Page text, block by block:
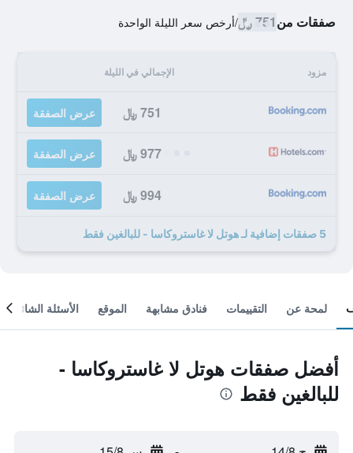
صفقات من751 ﷼ /أرخص سعر الليلة الواحدة
مزود الإجمالي في الليلة
751 ﷼ عرض الصفقة
977 ﷼ عرض الصفقة
994 ﷼ عرض الصفقة
5 صفقات إضافية لـ هوتل لا غاستروكاسا - للبالغين فقط
لمحة عن التقييمات فنادق مشابهة الموقع الأسئلة الشائعة
أفضل صفقات هوتل لا غاستروكاسا -
للبالغين فقط